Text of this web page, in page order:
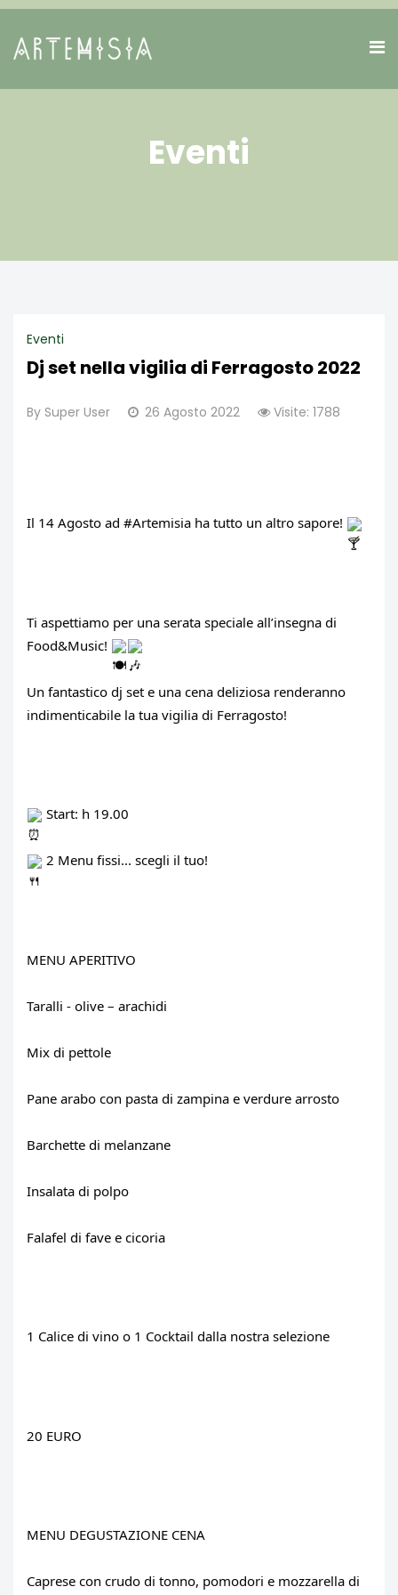
Eventi
Eventi
Dj set nella vigilia di Ferragosto 2022
By Super User 26 Agosto 2022 Visite: 1788
Il 14 Agosto ad #Artemisia ha tutto un altro sapore!
Ti aspettiamo per una serata speciale all’insegna di
Food&Music!
Un fantastico dj set e una cena deliziosa renderanno
indimenticabile la tua vigilia di Ferragosto!
Start: h 19.00
2 Menu fissi... scegli il tuo!
MENU APERITIVO
Taralli - olive – arachidi
Mix di pettole
Pane arabo con pasta di zampina e verdure arrosto
Barchette di melanzane
Insalata di polpo
Falafel di fave e cicoria
1 Calice di vino o 1 Cocktail dalla nostra selezione
20 EURO
MENU DEGUSTAZIONE CENA
Caprese con crudo di tonno, pomodori e mozzarella di